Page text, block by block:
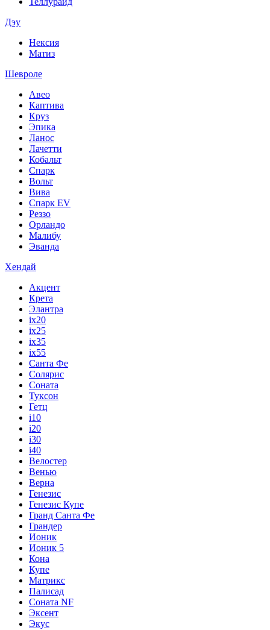
Дэу
Нексия
Матиз
Шевроле
Авео
Каптива
Круз
Эпика
Ланос
Лачетти
Кобальт
Спарк
Вольт
Вива
Спарк EV
Реззо
Орландо
Малибу
Эванда
Хендай
Акцент
Крета
Элантра
ix20
ix25
ix35
ix55
Санта Фе
Солярис
Соната
Туксон
Гетц
i10
i20
i30
i40
Велостер
Венью
Верна
Генезис
Генезис Купе
Гранд Санта Фе
Грандер
Ионик
Ионик 5
Кона
Купе
Матрикс
Палисад
Соната NF
Эксент
Экус